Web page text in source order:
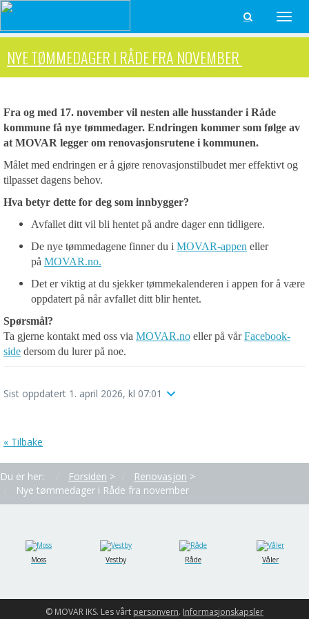
Toggle

NYE TØMMEDAGER I RÅDE FRA NOVEMBER
Fra og med 17. november vil nesten alle husstander i Råde
kommune få nye tømmedager. Endringen kommer som følge av
at MOVAR legger om renovasjonsrutene i kommunen.
Målet med endringen er å gjøre renovasjonstilbudet mer effektivt og
tilpasset dagens behov.
Hva betyr dette for deg som innbygger?
Avfallet ditt vil bli hentet på andre dager enn tidligere.
De nye tømmedagene finner du i MOVAR-appen eller
på MOVAR.no.
Det er viktig at du sjekker tømmekalenderen i appen for å være
oppdatert på når avfallet ditt blir hentet.
Spørsmål?
Ta gjerne kontakt med oss via MOVAR.no eller på vårFacebook-
side dersom du lurer på noe.
Sist oppdatert 1. april 2026, kl 07:01
« Tilbake
Du er her: Forsiden > Renovasjon >
Nye tømmedager i Råde fra november
Moss Vestby Råde Våler
© MOVAR IKS. Les vårt personvern. Informasjons­kapsler